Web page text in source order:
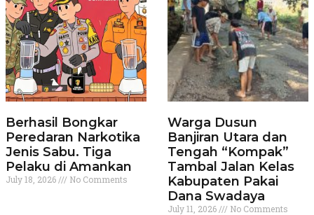
Berhasil Bongkar
Peredaran Narkotika
Jenis Sabu. Tiga
Pelaku di Amankan
July 18, 2026 No Comments
Warga Dusun
Banjiran Utara dan
Tengah “Kompak”
Tambal Jalan Kelas
Kabupaten Pakai
Dana Swadaya
July 11, 2026 No Comments